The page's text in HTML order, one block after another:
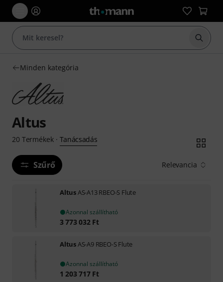
Minden kategória
Altus
20 Termékek· Tanácsadás
Szűrő Relevancia
AltusAS-A13 RBEO-S Flute
Azonnal szállítható
3 773 032 Ft
AltusAS-A9 RBEO-S Flute
Azonnal szállítható
1 203 717 Ft